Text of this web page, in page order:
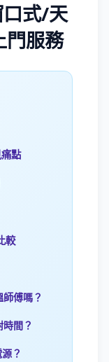
式/天
門服務
點
較
傅嗎？
間？
？